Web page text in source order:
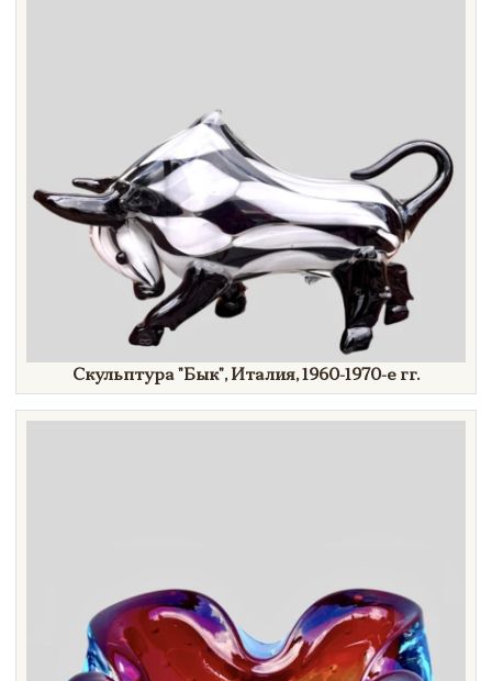
Скульптура"Бык", Италия,1960-1970-е гг.